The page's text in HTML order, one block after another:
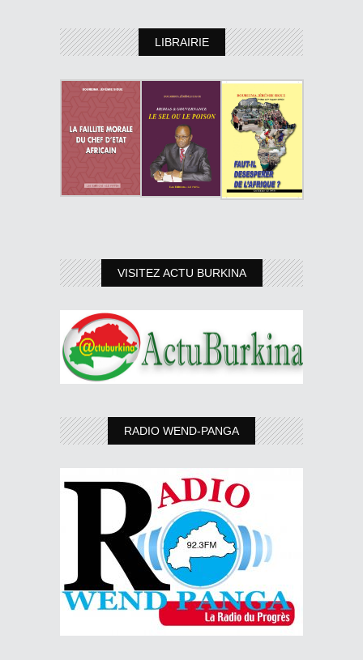
LIBRAIRIE
VISITEZ ACTU BURKINA
RADIO WEND-PANGA